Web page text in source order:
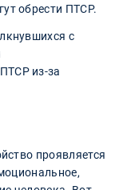
обрести ПТСР.
с
из-за
проявляется